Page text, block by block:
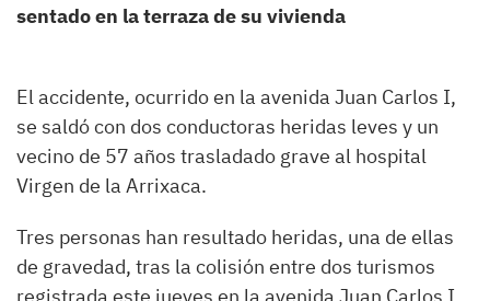
sentado en la terraza de su vivienda
El accidente, ocurrido en la avenida Juan Carlos I,
se saldó con dos conductoras heridas leves y un
vecino de 57 años trasladado grave al hospital
Virgen de la Arrixaca.
Tres personas han resultado heridas, una de ellas
de gravedad, tras la colisión entre dos turismos
registrada este jueves en la avenida Juan Carlos I